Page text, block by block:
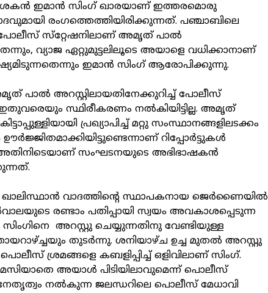
ഇമാന്‍ സിംഗ് ഖാരയാണ് ഇത്തരമൊരു
രംഗത്തെത്തിയിരിക്കുന്നത്. പഞ്ചാബിലെ
സ്‌റ്റേഷനിലാണ് അമൃത് പാല്‍
വ്യാജ ഏറ്റുമുട്ടലിലൂടെ അയാളെ വധിക്കാനാണ്
ഇമാന്‍ സിംഗ് ആരോപിക്കുന്നു.
പാല്‍ അറസ്റ്റിലായതിനേക്കുറിച്ച് പോലീസ്
സ്ഥിരീകരണം നല്‍കിയിട്ടില്ല. അമൃത്
പ്രഖ്യാപിച്ച് മറ്റു സംസ്ഥാനങ്ങളിലടക്കം
റിപ്പോര്‍ട്ടുകള്‍
സംഘടനയുടെ അഭിഭാഷകന്‍
ഖാലിസ്ഥാന്‍ വാദത്തിന്റെ സ്ഥാപകനായ ജെര്‍ണൈയില്‍
രണ്ടാം പതിപ്പായി സ്വയം അവകാശപ്പെടുന്ന
അറസ്റ്റു ചെയ്യുന്നതിനു വേണ്ടിയുള്ള
തുടര്‍ന്നു. ശനിയാഴ്ച ഉച്ച മുതല്‍ അറസ്റ്റു
ശ്രമങ്ങളെ കബളിപ്പിച്ച് ഒളിവിലാണ് സിംഗ്.
അയാള്‍ പിടിയിലാവുമെന്ന് പൊലീസ്
നല്‍കുന്ന ജലന്ധറിലെ പൊലീസ് മേധാവി